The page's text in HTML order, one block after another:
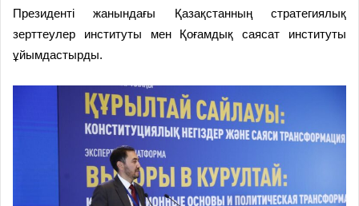
Президенті жанындағы Қазақстанның стратегиялық
зерттеулер институты мен Қоғамдық саясат институты
ұйымдастырды.